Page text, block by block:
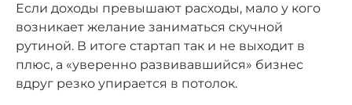
Если доходы превышают расходы, мало у кого
возникает желание заниматься скучной
рутиной. В итоге стартап так и не выходит в
плюс, а «уверенно развивавшийся» бизнес
вдруг резко упирается в потолок.